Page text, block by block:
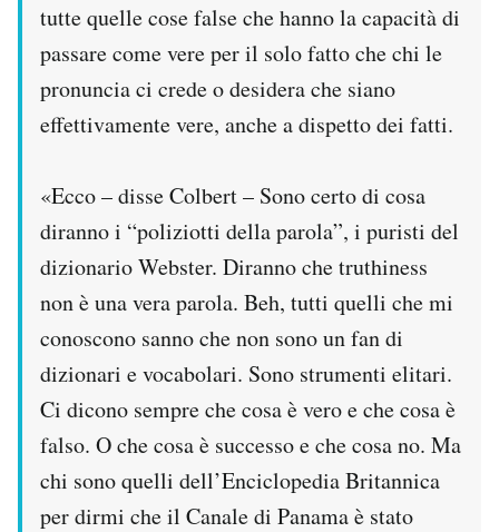
tutte quelle cose false che hanno la capacità di
passare come vere per il solo fatto che chi le
pronuncia ci crede o desidera che siano
effettivamente vere, anche a dispetto dei fatti.
«Ecco – disse Colbert – Sono certo di cosa
diranno i “poliziotti della parola”, i puristi del
dizionario Webster. Diranno che truthiness
non è una vera parola. Beh, tutti quelli che mi
conoscono sanno che non sono un fan di
dizionari e vocabolari. Sono strumenti elitari.
Ci dicono sempre che cosa è vero e che cosa è
falso. O che cosa è successo e che cosa no. Ma
chi sono quelli dell’Enciclopedia Britannica
per dirmi che il Canale di Panama è stato